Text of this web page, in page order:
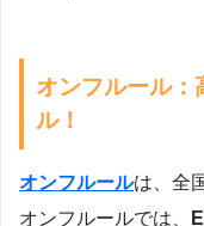
オンフルール：
ル！
オンフルールは、全
オンフルールでは、